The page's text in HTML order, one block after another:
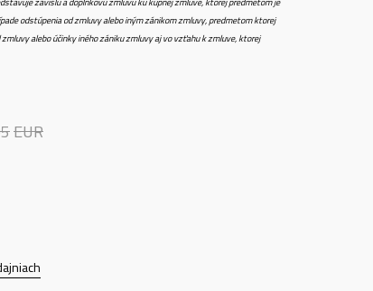
odstúpenia od zmluvy alebo iným zánikom zmluvy, predmetom ktorej
alebo účinky iného zániku zmluvy aj vo vzťahu k zmluve, ktorej
EUR